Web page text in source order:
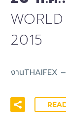
2015
งานTHAIFEX